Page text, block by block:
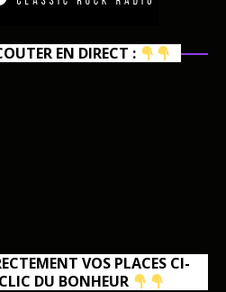
EN DIRECT :
VOS PLACES CI-
DU BONHEUR